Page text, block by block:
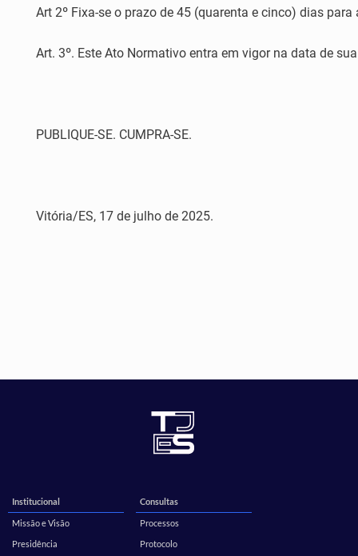
Art 2º Fixa-se o prazo de 45 (quarenta e cinco) dias
Art. 3º. Este Ato Normativo entra em vigor na data de
PUBLIQUE-SE. CUMPRA-SE.
Vitória/ES, 17 de julho de 2025.
Institucional
Missão e Visão
Presidência
Consultas
Processos
Protocolo